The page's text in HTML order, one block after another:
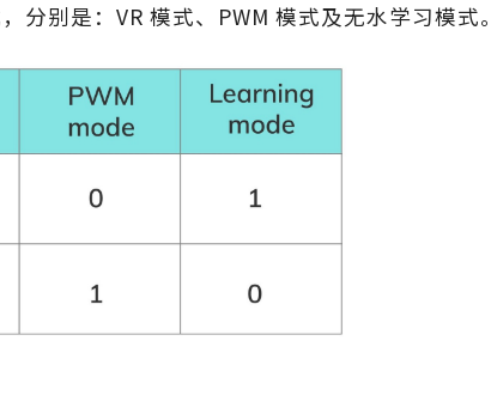
分别是：VR 模式、PWM 模式及无水学习模式。